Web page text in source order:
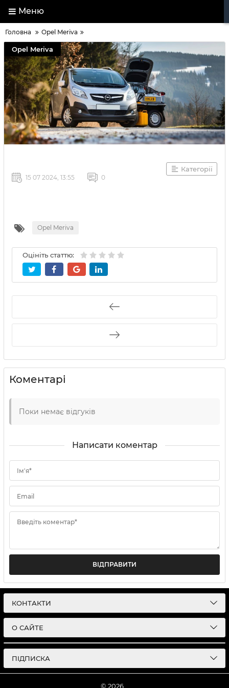
Меню
Головна Opel Meriva
Opel Meriva
Категорії
15 07 2024, 13:55 0
Opel Meriva
Оцініть статтю:
Коментарі
Поки немає відгуків
Написати коментар
Ім'я*
Email
Введіть коментар*
ВІДПРАВИТИ
КОНТАКТИ
О САЙТЕ
ПІДПИСКА
© 2026